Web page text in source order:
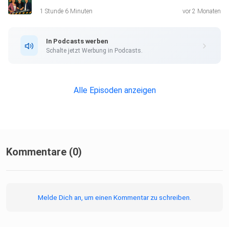
1 Stunde 6 Minuten vor 2 Monaten
In Podcasts werben
Schalte jetzt Werbung in Podcasts.
Alle Episoden anzeigen
Kommentare (0)
Melde Dich an, um einen Kommentar zu schreiben.